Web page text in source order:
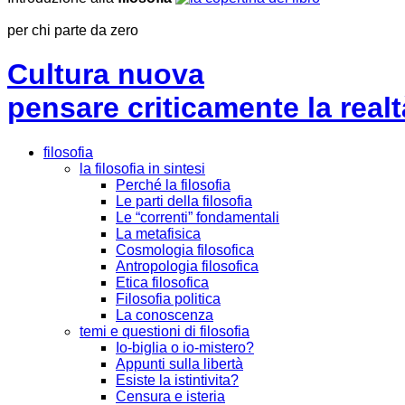
per chi parte da zero
Cultura nuova
pensare criticamente la
filosofia
la filosofia in sintesi
Perché la filosofia
Le parti della filosofia
Le “correnti” fondamentali
La metafisica
Cosmologia filosofica
Antropologia filosofica
Etica filosofica
Filosofia politica
La conoscenza
temi e questioni di filosofia
Io-biglia o io-mistero?
Appunti sulla libertà
Esiste la istintivita?
Censura e isteria